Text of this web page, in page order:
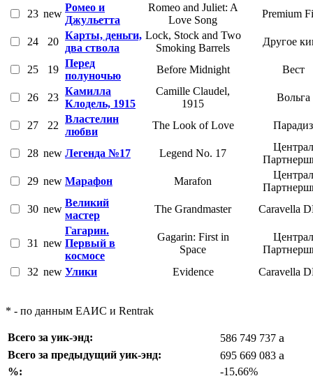
23 new
Ромео и
Джульетта
Romeo and Juliet: A
Love Song
Premium
24 20
Карты, деньги,
два ствола
Lock, Stock and Two
Smoking Barrels
Другое
25 19
Перед
полуночью
Before Midnight Вест
26 23
Камилла
Клодель, 1915
Camille Claudel,
1915
Вольга
27 22
Властелин
любви
The Look of Love Парадиз
28 new Легенда №17 Legend No. 17
Централ
29 new Марафон Marafon
Централ
30 new
Великий
мастер
The Grandmaster Caravella
31 new
Гагарин.
Первый в
космосе
Gagarin: First in
Space
Централ
32 new Улики Evidence Caravella
* - по данным ЕАИС и Rentrak
Всего за уик-энд: 586 749 737 a
Всего за предыдущий уик-энд: 695 669 083 a
%: -15,66%